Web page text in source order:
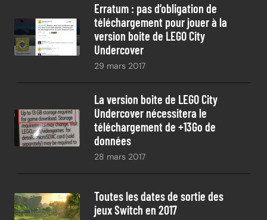
Erratum : pas d’obligation de
téléchargement pour jouer à la
version boite de LEGO City
Undercover
29 mars 2017
La version boite de LEGO City
Undercover nécessitera le
téléchargement de +13Go de
données
28 mars 2017
Toutes les dates de sortie des
jeux Switch en 2017